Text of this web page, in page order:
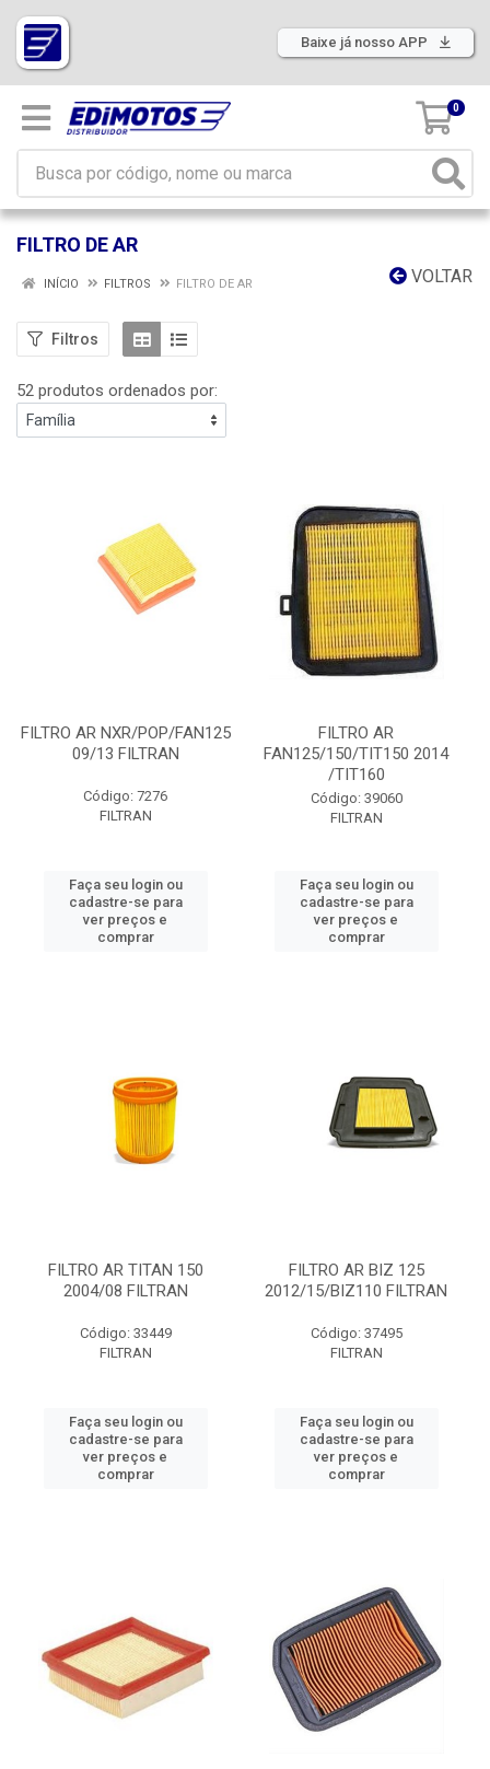
Baixe já nosso APP
0
FILTRO DE AR
VOLTAR
INÍCIO FILTROS FILTRO DE AR
Filtros
52 produtos ordenados por:
FILTRO AR NXR/POP/FAN125
09/13 FILTRAN
Código: 7276
FILTRAN
Faça seu login ou
cadastre-se para
ver preços e
comprar
FILTRO AR
FAN125/150/TIT150 2014
/TIT160
Código: 39060
FILTRAN
Faça seu login ou
cadastre-se para
ver preços e
comprar
FILTRO AR TITAN 150
2004/08 FILTRAN
Código: 33449
FILTRAN
Faça seu login ou
cadastre-se para
ver preços e
comprar
FILTRO AR BIZ 125
2012/15/BIZ110 FILTRAN
Código: 37495
FILTRAN
Faça seu login ou
cadastre-se para
ver preços e
comprar